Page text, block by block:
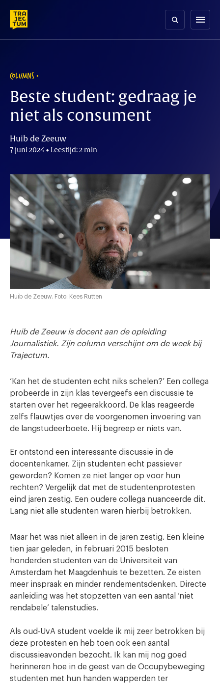
content
menu
COLUMNS
Beste student: gedraag je
niet als consument
Huib de Zeeuw
7 juni 2024 • Leestijd: 2 min
Huib de Zeeuw. Foto: Kees Rutten
Huib de Zeeuw is docent aan de opleiding
Journalistiek. Zijn column verschijnt om de week bij
Trajectum.
‘Kan het de studenten echt niks schelen?’ Een collega
probeerde in zijn klas tevergeefs een discussie te
starten over het regeerakkoord. De klas reageerde
zelfs flauwtjes over de voorgenomen invoering van
de langstudeerboete. Hij begreep er niets van.
Er ontstond een interessante discussie in de
docentenkamer. Zijn studenten echt passiever
geworden? Komen ze niet langer op voor hun
rechten? Vergelijk dat met de studentenprotesten
eind jaren zestig. Een oudere collega nuanceerde dit.
Lang niet alle studenten waren hierbij betrokken.
Maar het was niet alleen in de jaren zestig. Een kleine
tien jaar geleden, in februari 2015 besloten
honderden studenten van de Universiteit van
Amsterdam het Maagdenhuis te bezetten. Ze eisten
meer inspraak en minder rendementsdenken. Directe
aanleiding was het stopzetten van een aantal ‘niet
rendabele’ talenstudies.
Als oud-UvA student voelde ik mij zeer betrokken bij
deze protesten en heb toen ook een aantal
discussieavonden bezocht. Ik kan mij nog goed
herinneren hoe in de geest van de Occupybeweging
studenten met hun handen wapperden ter